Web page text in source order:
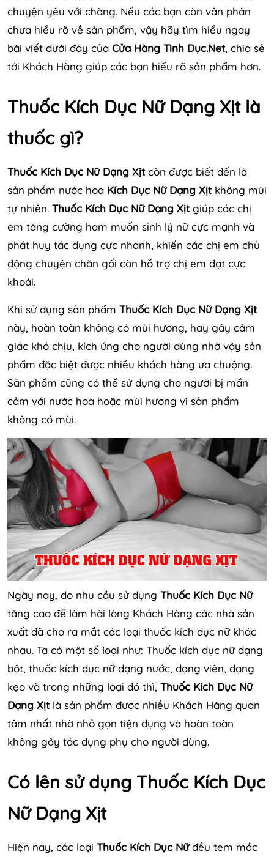
chuyện yêu với chàng. Nếu các bạn còn vân phân
chưa hiểu rõ về sản phẩm, vậy hãy tìm hiểu ngay
bài viết dưới đây của Cửa Hàng Tình Dục.Net, chia sẻ
tới Khách Hàng giúp các bạn hiểu rõ sản phẩm hơn.
Thuốc Kích Dục Nữ Dạng Xịt là
thuốc gì?
Thuốc Kích Dục Nữ Dạng Xịtcòn được biết đến là
sản phẩm nước hoa Kích Dục Nữ Dạng Xịtkhông mùi
tự nhiên. Thuốc Kích Dục Nữ Dạng Xịtgiúp các chị
em tăng cường ham muốn sinh lý nữ cực mạnh và
phát huy tác dụng cực nhanh, khiến các chị em chủ
động chuyện chăn gối còn hỗ trợ chị em đạt cực
khoái.
Khi sử dụng sản phẩm Thuốc Kích Dục Nữ Dạng Xịt
này, hoàn toàn không có mùi hương, hay gây cảm
giác khó chịu, kích ứng cho người dùng nhờ vậy sản
phẩm đặc biệt được nhiều khách hàng ưa chuộng.
Sản phẩm cũng có thể sử dụng cho người bị mẩn
cảm với nước hoa hoặc mùi hương vì sản phẩm
không có mùi.
Ngày nay, do nhu cầu sử dụng Thuốc Kích Dục Nữ
tăng cao để làm hài lòng Khách Hàng các nhà sản
xuất đã cho ra mắt các loại thuốc kích dục nữ khác
nhau. Ta có một số loại như: Thuốc kích dục nữ dạng
bột, thuốc kích dục nữ dạng nước, dạng viên, dạng
kẹo và trong những loại đó thì, Thuốc Kích Dục Nữ
Dạng Xịtlà sản phẩm được nhiều Khách Hàng quan
tâm nhất nhờ nhỏ gọn tiện dụng và hoàn toàn
không gây tác dụng phụ cho người dùng.
Có lên sử dụng Thuốc Kích Dục
Nữ Dạng Xịt
Hiện nay, các loại Thuốc Kích Dục Nữđều tem mắc